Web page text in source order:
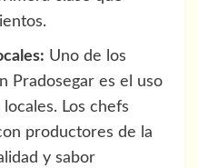
Uno de los
Pradosegar es el uso
Los chefs
productores de la
y sabor